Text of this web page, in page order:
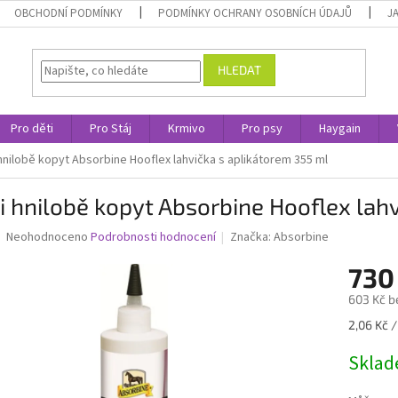
OBCHODNÍ PODMÍNKY PODMÍNKY OCHRANY OSOBNÍCH ÚDAJŮ
HLEDAT
Pro děti Pro Stáj Krmivo Pro psy Haygain
kopyt Absorbine Hooflex lahvička s aplikátorem 355 ml
hnilobě kopyt Absorbine Hooflex
Průměrné
Neohodnoceno Podrobnosti hodnocení Značka:Absorbine
730
603 Kč
Měrná
2,06 Kč